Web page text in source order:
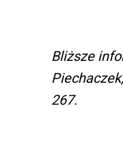
Bliższe
Piechaczek,
267.